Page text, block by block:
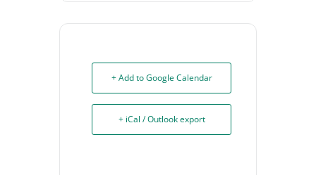
+ Add to Google Calendar
+ iCal / Outlook export